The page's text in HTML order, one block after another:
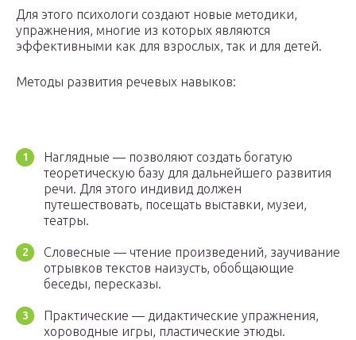
Для этого психологи создают новые методики,
упражнения, многие из которых являются
эффективными как для взрослых, так и для детей.
Методы развития речевых навыков:
Наглядные — позволяют создать богатую
теоретическую базу для дальнейшего развития
речи. Для этого индивид должен
путешествовать, посещать выставки, музеи,
театры.
Словесные — чтение произведений, заучивание
отрывков текстов наизусть, обобщающие
беседы, пересказы.
Практические — дидактические упражнения,
хороводные игры, пластические этюды.